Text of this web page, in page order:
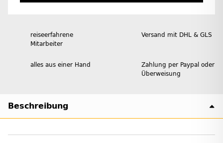
reiseerfahrene
Mitarbeiter
Versand mit DHL & GLS
alles aus einer Hand
Zahlung per Paypal oder
Überweisung
Beschreibung